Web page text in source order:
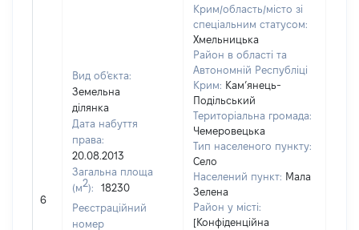
6
Вид об'єкта:
Земельна
ділянка
Дата набуття
права:
20.08.2013
Загальна площа
(м2):
18230
Реєстраційний
номер
Крим/область/місто зі
спеціальним статусом:
Хмельницька
Район в області та
Автономній Республіці
Крим: Кам’янець-
Подільський
Територіальна громада:
Чемеровецька
Тип населеного пункту:
Село
Населений пункт: Мала
Зелена
Район у місті:
[Конфіденційна